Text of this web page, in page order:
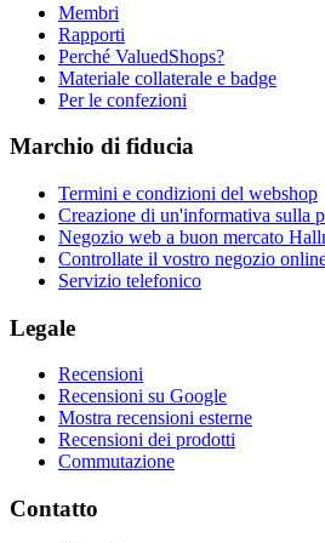
Membri
Rapporti
Perché ValuedShops?
Materiale collaterale e badge
Per le confezioni
Marchio di fiducia
Termini e condizioni del webshop
Creazione di un'informativa sulla
Negozio web a buon mercato
Controllate il vostro negozio
Servizio telefonico
Legale
Recensioni
Recensioni su Google
Mostra recensioni esterne
Recensioni dei prodotti
Commutazione
Contatto